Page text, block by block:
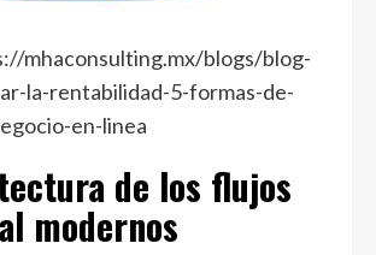
mhaconsulting.mx/blogs/blog-
la-rentabilidad-5-formas-de-
en-linea
de los flujos
modernos